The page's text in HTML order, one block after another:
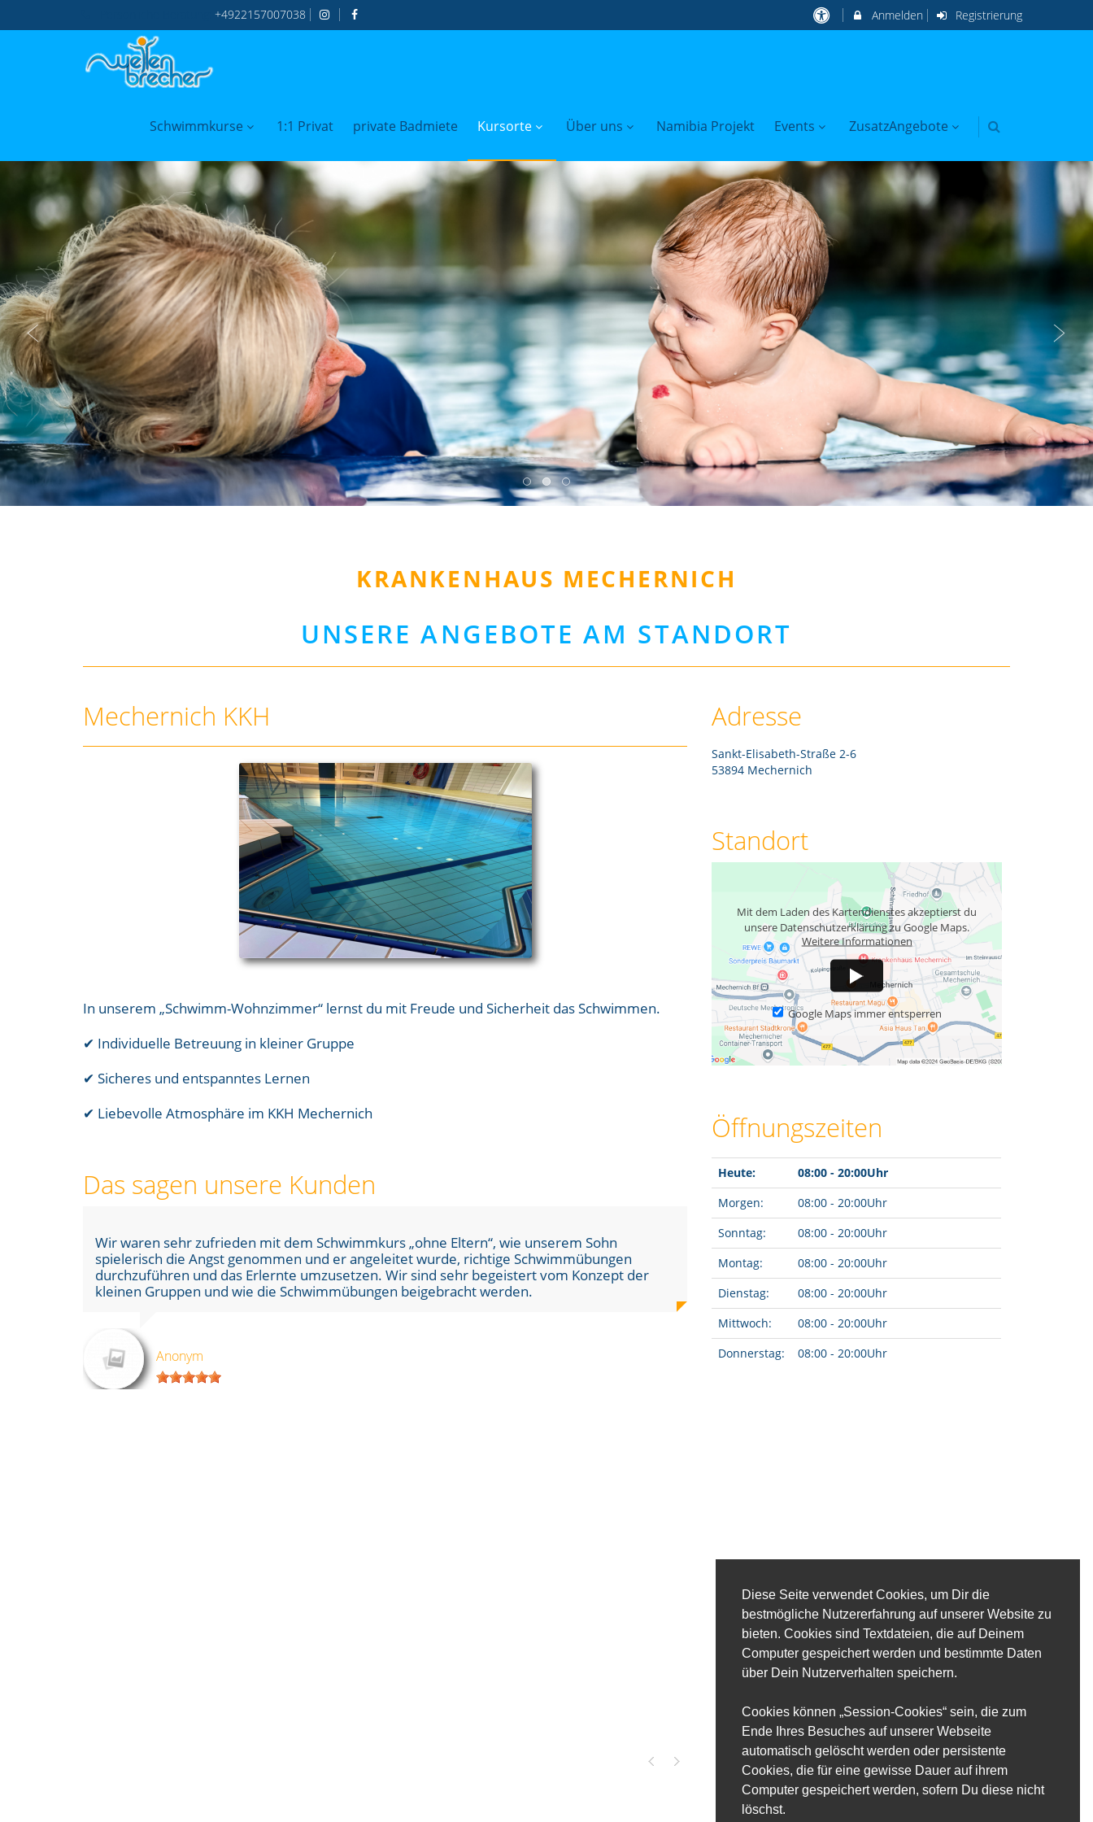
Diese Seite verwendet Cookies, um Dir die
bestmögliche Nutzererfahrung auf unserer Website zu
bieten. Cookies sind Textdateien, die auf Deinem
Computer gespeichert werden und bestimmte Daten
über Dein Nutzerverhalten speichern.
Cookies können „Session-Cookies“ sein, die zum
Ende Ihres Besuches auf unserer Webseite
automatisch gelöscht werden oder persistente
Cookies, die für eine gewisse Dauer auf ihrem
Computer gespeichert werden, sofern Du diese nicht
löschst.
+4922157007038 Anmelden Registrierung
Schwimmkurse 1:1 Privat private Badmiete Kursorte Über uns Namibia Projekt Events ZusatzAngebote
KRANKENHAUS MECHERNICH
UNSERE ANGEBOTE AM STANDORT
Mechernich KKH
In unserem „Schwimm-Wohnzimmer“ lernst du mit Freude und Sicherheit das Schwimmen.
✔ Individuelle Betreuung in kleiner Gruppe
✔ Sicheres und entspanntes Lernen
✔ Liebevolle Atmosphäre im KKH Mechernich
Das sagen unsere Kunden
Die Fortschritte welche mein Kind während des Kurses gemacht hat, waren beeindruckend.
Die Mischung aus Abschnitten, welche sich in jedem Kurstermin wiederholten und den
abwechslungsreichen Spielen von Termin zu Termin, war optimal.
Adresse
Sankt-Elisabeth-Straße 2-6
53894 Mechernich
Standort
Mit dem Laden des Kartendienstes akzeptierst du
unsere Datenschutzerklärung zu Google Maps.
Weitere Informationen
Google Maps immer entsperren
Öffnungszeiten
Heute:
08:00 - 20:00Uhr
Morgen:
08:00 - 20:00Uhr
Sonntag:
08:00 - 20:00Uhr
Montag:
08:00 - 20:00Uhr
Dienstag:
08:00 - 20:00Uhr
Mittwoch:
08:00 - 20:00Uhr
Donnerstag:
08:00 - 20:00Uhr